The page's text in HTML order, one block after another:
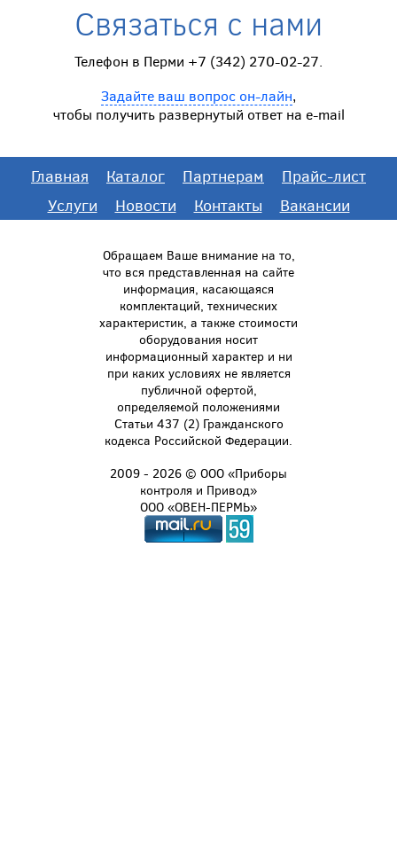
Связаться с нами
Телефон в Перми +7 (342) 270-02-27.
Задайте ваш вопрос он-лайн,
чтобы получить развернутый ответ на e-mail
Главная Каталог Партнерам
Прайс-лист
Услуги
Новости Контакты Вакансии
Обращаем Ваше внимание на то,
что вся представленная на сайте
информация, касающаяся
комплектаций, технических
характеристик, а также стоимости
оборудования носит
информационный характер и ни
при каких условиях не является
публичной офертой,
определяемой положениями
Статьи 437 (2) Гражданского
кодекса Российской Федерации.
2009 - 2026 © ООО «Приборы
контроля и Привод»
ООО «ОВЕН-ПЕРМЬ»